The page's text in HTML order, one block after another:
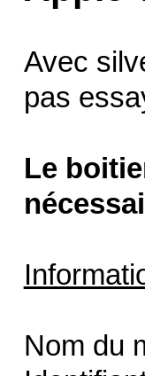
Avec
pas
Le
Nom du